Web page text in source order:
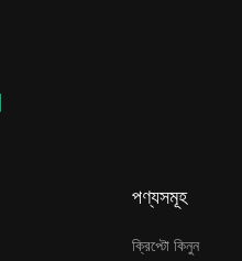
পণ্যসমূহ
ক্রিপ্টো কিনুন